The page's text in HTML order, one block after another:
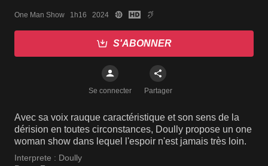
One Man Show   1h16   2024
S'ABONNER
Se connecter Partager
Avec sa voix rauque caractéristique et son sens de la
dérision en toutes circonstances, Doully propose un one
woman show dans lequel l'espoir n'est jamais très loin.
Interprete : Doully